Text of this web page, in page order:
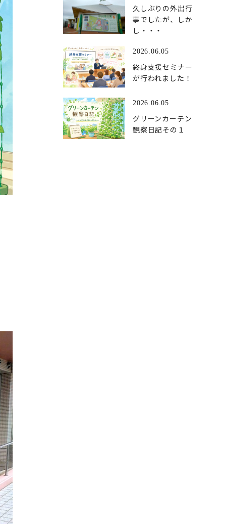
久しぶりの外出行
事でしたが、しか
し・・・
2026.06.05
終身支援セミナー
が行われました！
2026.06.05
グリーンカーテン
観察日記その１